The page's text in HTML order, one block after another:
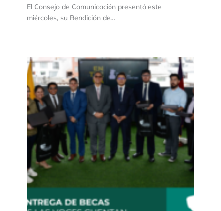
El Consejo de Comunicación presentó este
miércoles, su Rendición de…